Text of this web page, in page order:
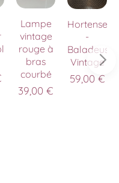
Lampe
vintage
rouge à
bras
courbé
39,00 €
Hortense
-
Baladeuse
Vintage
59,00€